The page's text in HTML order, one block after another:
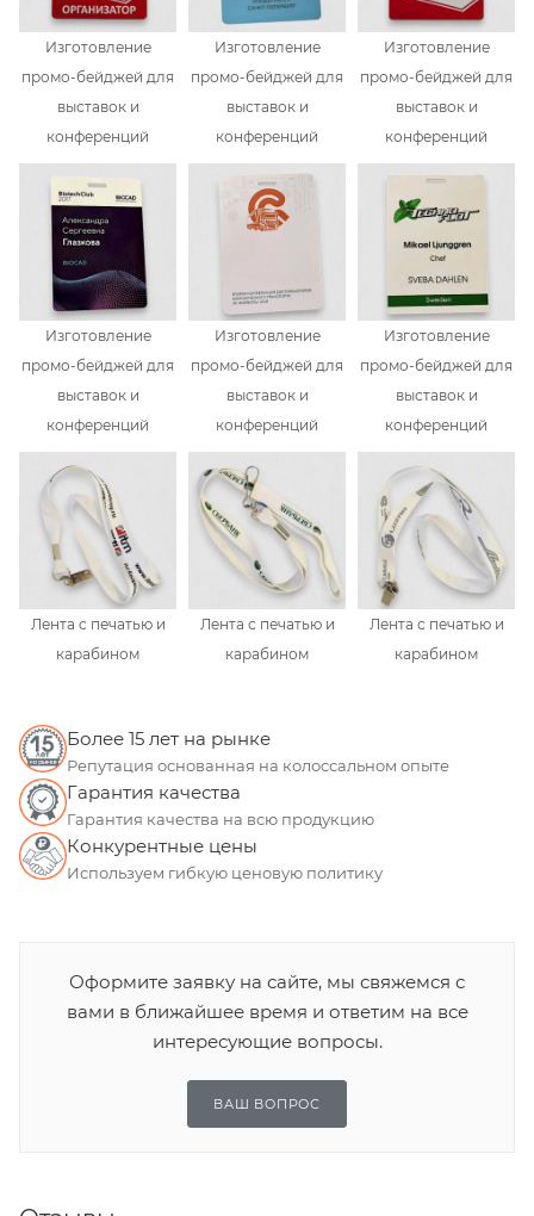
Изготовление
промо-бейджей для
выставок и
конференций
Изготовление
промо-бейджей для
выставок и
конференций
Изготовление
промо-бейджей для
выставок и
конференций
Изготовление
промо-бейджей для
выставок и
конференций
Изготовление
промо-бейджей для
выставок и
конференций
Изготовление
промо-бейджей для
выставок и
конференций
Лента с печатью и
карабином
Лента с печатью и
карабином
Лента с печатью и
карабином
Более 15 лет на рынке
Репутация основанная на колоссальном опыте
Гарантия качества
Гарантия качества на всю продукцию
Конкурентные цены
Используем гибкую ценовую политику
Оформите заявку на сайте, мы свяжемся с
вами в ближайшее время и ответим на все
интересующие вопросы.
ВАШ ВОПРОС